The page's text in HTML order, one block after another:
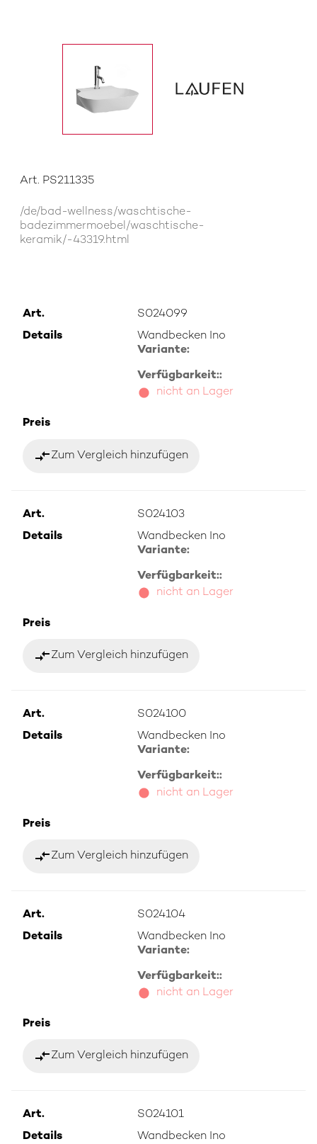
Art. PS211335
/de/bad-wellness/waschtische-
badezimmermoebel/waschtische-
keramik/-43319.html
Art.
S024099
Details
Wandbecken Ino
Variante:
Verfügbarkeit::
nicht an Lager
Preis
compare_arrowsZum Vergleich hinzufügen
Art.
S024103
Details
Wandbecken Ino
Variante:
Verfügbarkeit::
nicht an Lager
Preis
compare_arrowsZum Vergleich hinzufügen
Art.
S024100
Details
Wandbecken Ino
Variante:
Verfügbarkeit::
nicht an Lager
Preis
compare_arrowsZum Vergleich hinzufügen
Art.
S024104
Details
Wandbecken Ino
Variante:
Verfügbarkeit::
nicht an Lager
Preis
compare_arrowsZum Vergleich hinzufügen
Art.
S024101
Details
Wandbecken Ino